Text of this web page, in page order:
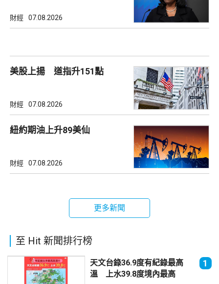
財經 07.08.2026
美股上揚 道指升151點
財經 07.08.2026
紐約期油上升89美仙
財經 07.08.2026
更多新聞
至 Hit 新聞排行榜
天文台錄36.9度有紀錄最高
溫 上水39.8度境內最高
1